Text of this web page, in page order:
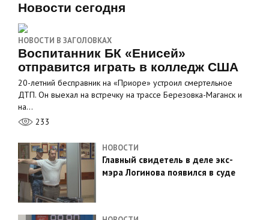
Новости сегодня
НОВОСТИ В ЗАГОЛОВКАХ
Воспитанник БК «Енисей»
отправится играть в колледж США
20-летний бесправник на «Приоре» устроил смертельное
ДТП. Он выехал на встречку на трассе Березовка-Маганск и
на…
233
НОВОСТИ
Главный свидетель в деле экс-
мэра Логинова появился в суде